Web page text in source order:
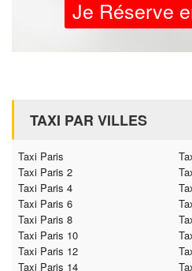
Je Réserve
TAXI PAR VILLES
Taxi Paris
Taxi Paris 2
Taxi Paris 4
Taxi Paris 6
Taxi Paris 8
Taxi Paris 10
Taxi Paris 12
Taxi Paris 14